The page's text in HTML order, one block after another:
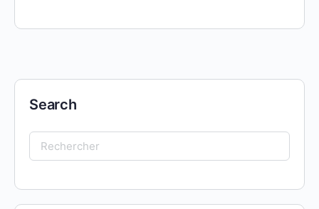
Search
Search
for: